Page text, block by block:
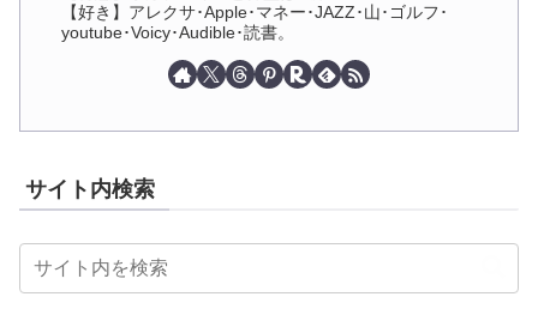
【好き】アレクサ･Apple･マネー･JAZZ･山･ゴルフ･
youtube･Voicy･Audible･読書。
サイト内検索